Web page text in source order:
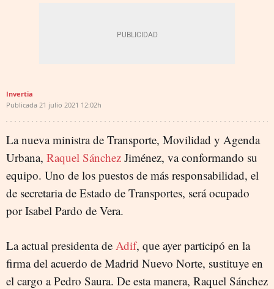
Invertia
Publicada 21 julio 2021 12:02h
La nueva ministra de Transporte, Movilidad y Agenda
Urbana, Raquel Sánchez Jiménez, va conformando su
equipo. Uno de los puestos de más responsabilidad, el
de secretaria de Estado de Transportes, será ocupado
por Isabel Pardo de Vera.
La actual presidenta de Adif, que ayer participó en la
firma del acuerdo de Madrid Nuevo Norte, sustituye en
el cargo a Pedro Saura. De esta manera, Raquel Sánchez